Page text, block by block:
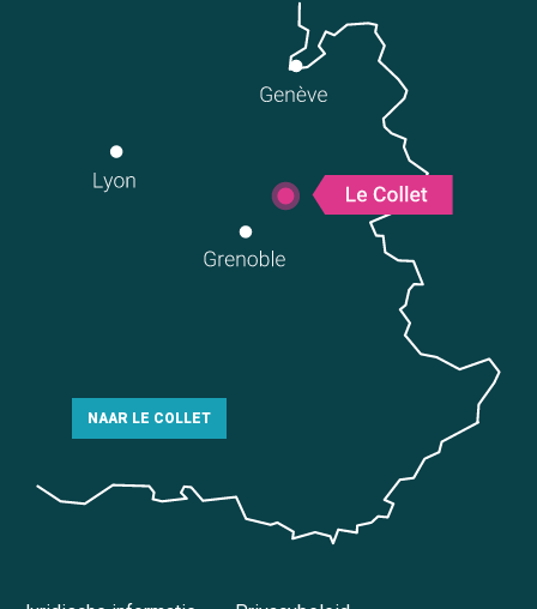
NAAR LE COLLET